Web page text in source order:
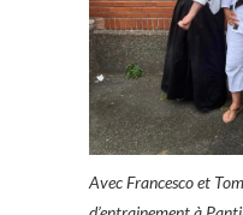
Avec Francesco et